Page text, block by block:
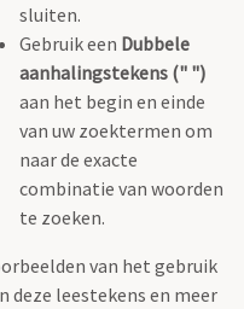
sluiten.
Gebruik een Dubbele
aanhalingstekens (" ")
aan het begin en einde
van uw zoektermen om
naar de exacte
combinatie van woorden
te zoeken.
van het gebruik
deze leestekens en meer